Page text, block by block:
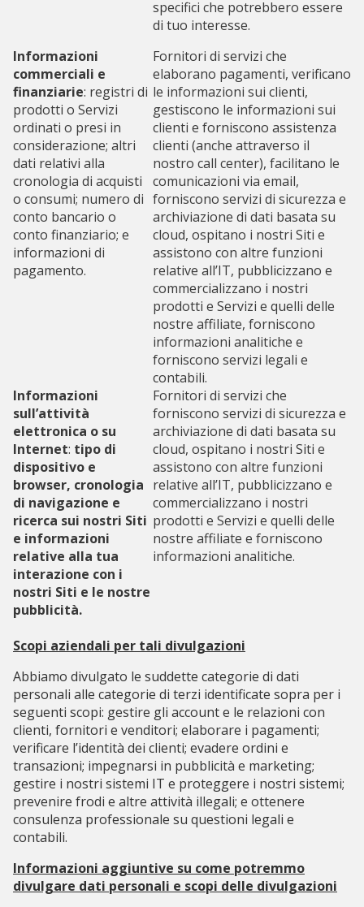
specifici che potrebbero essere
di tuo interesse.
Informazioni
commerciali e
finanziarie: registri di
prodotti o Servizi
ordinati o presi in
considerazione; altri
dati relativi alla
cronologia di acquisti
o consumi; numero di
conto bancario o
conto finanziario; e
informazioni di
pagamento.
Fornitori di servizi che
elaborano pagamenti, verificano
le informazioni sui clienti,
gestiscono le informazioni sui
clienti e forniscono assistenza
clienti (anche attraverso il
nostro call center), facilitano le
comunicazioni via email,
forniscono servizi di sicurezza e
archiviazione di dati basata su
cloud, ospitano i nostri Siti e
assistono con altre funzioni
relative all’IT, pubblicizzano e
commercializzano i nostri
prodotti e Servizi e quelli delle
nostre affiliate, forniscono
informazioni analitiche e
forniscono servizi legali e
contabili.
Informazioni
sull’attività
elettronica o su
Internet: tipo di
dispositivo e
browser, cronologia
di navigazione e
ricerca sui nostri Siti
e informazioni
relative alla tua
interazione con i
nostri Siti e le nostre
pubblicità.
Fornitori di servizi che
forniscono servizi di sicurezza e
archiviazione di dati basata su
cloud, ospitano i nostri Siti e
assistono con altre funzioni
relative all’IT, pubblicizzano e
commercializzano i nostri
prodotti e Servizi e quelli delle
nostre affiliate e forniscono
informazioni analitiche.
Scopi aziendali per tali divulgazioni
Abbiamo divulgato le suddette categorie di dati
personali alle categorie di terzi identificate sopra per i
seguenti scopi: gestire gli account e le relazioni con
clienti, fornitori e venditori; elaborare i pagamenti;
verificare l’identità dei clienti; evadere ordini e
transazioni; impegnarsi in pubblicità e marketing;
gestire i nostri sistemi IT e proteggere i nostri sistemi;
prevenire frodi e altre attività illegali; e ottenere
consulenza professionale su questioni legali e
contabili.
Informazioni aggiuntive su come potremmo
divulgare dati personali e scopi delle divulgazioni